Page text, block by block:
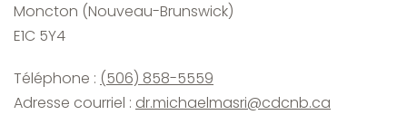
Moncton (Nouveau-Brunswick)
E1C 5Y4
Téléphone : (506) 858-5559
Adresse courriel : dr.michaelmasri@cdcnb.ca